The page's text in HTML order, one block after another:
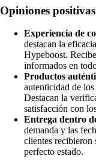
Opiniones
Experiencia de
destacan la
Hypeboost.
informados en
Productos
autenticidad de
Destacan la
satisfacción con
Entrega dentro
demanda y las
clientes recibieron
perfecto estado.